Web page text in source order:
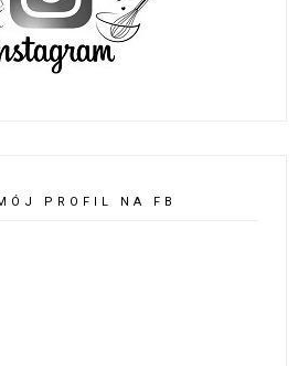
PROFIL NA FB